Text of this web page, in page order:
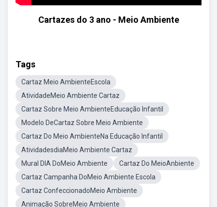
Cartazes do 3 ano - Meio Ambiente
Tags
Cartaz Meio AmbienteEscola
AtividadeMeio Ambiente Cartaz
Cartaz Sobre Meio AmbienteEducação Infantil
Modelo DeCartaz Sobre Meio Ambiente
Cartaz Do Meio AmbienteNa Educação Infantil
AtividadesdiaMeio Ambiente Cartaz
Mural DIA DoMeio Ambiente
Cartaz Do MeioAnbiente
Cartaz Campanha DoMeio Ambiente Escola
Cartaz ConfeccionadoMeio Ambiente
Animação SobreMeio Ambiente